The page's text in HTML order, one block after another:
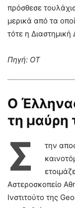
πρόσθεσε
μερικά από τα
τότε η
Πηγή: ΟΤ
Ο
τη μαύρη
Σ
την
Αστεροσκοπείο
Ινστιτούτο της